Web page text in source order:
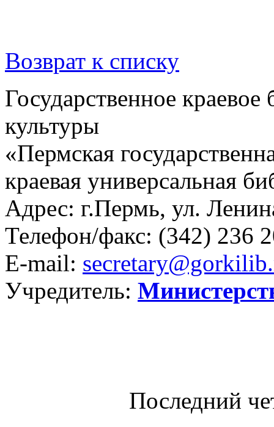
Возврат к списку
Государственное
культуры
«Пермская
краевая универсальная
Адрес: г.Пермь, ул.
Телефон/факс: (342) 236
E-mail:
Учредитель:
Последний